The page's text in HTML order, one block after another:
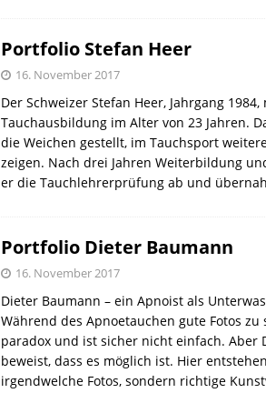
Portfolio Stefan Heer
16. November 2017
Der Schweizer Stefan Heer, Jahrgang
Tauchausbildung im Alter von 23 Jahren.
die Weichen gestellt, im Tauchsport
zeigen. Nach drei Jahren Weiterbildung
er die Tauchlehrerprüfung ab und
Portfolio Dieter Baumann
16. November 2017
Dieter Baumann – ein Apnoist als
Während des Apnoetauchen gute Fotos zu
paradox und ist sicher nicht einfach. Aber
beweist, dass es möglich ist. Hier
irgendwelche Fotos, sondern richtige